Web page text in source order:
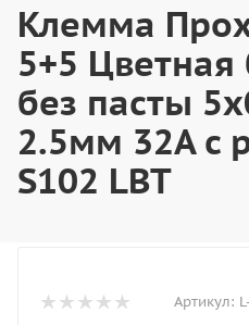
Клемма
5+5 Цветная
без пасты
2.5мм 32A с
S102 LBT
Артикул: